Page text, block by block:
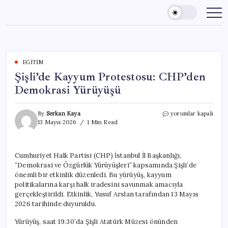
content
EĞITIM
Şişli’de Kayyum Protestosu: CHP’den
Demokrasi Yürüyüşü
By Serkan Kaya
13 Mayıs 2026
1 Min Read
Şişli’de
Yürüyüşü
için
yorumlar kapalı
Cumhuriyet Halk Partisi (CHP) İstanbul İl Başkanlığı,
“Demokrasi ve Özgürlük Yürüyüşleri” kapsamında Şişli’de
önemli bir etkinlik düzenledi. Bu yürüyüş, kayyum
politikalarına karşı halk iradesini savunmak amacıyla
gerçekleştirildi. Etkinlik, Yusuf Arslan tarafından 13 Mayıs
2026 tarihinde duyuruldu.
Yürüyüş, saat 19.30’da Şişli Atatürk Müzesi önünden